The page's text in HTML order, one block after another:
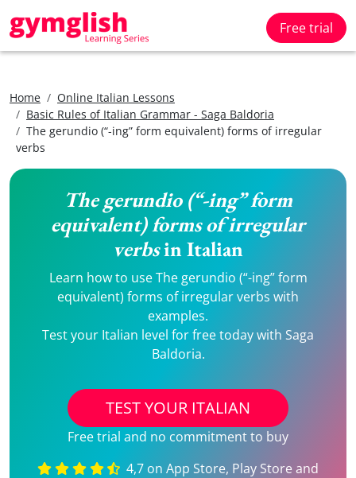
Free trial
Home
Online Italian Lessons
Basic Rules of Italian Grammar - Saga Baldoria
The gerundio (“-ing” form equivalent) forms of irregular
verbs
The gerundio (“-ing” form
equivalent) forms of irregular
verbsin Italian
Learn how to use The gerundio (“-ing” form
equivalent) forms of irregular verbs with
examples.
Test your Italian level for free today with Saga
Baldoria.
TEST YOUR ITALIAN
Free trial and no commitment to buy
4,7 on App Store, Play Store and